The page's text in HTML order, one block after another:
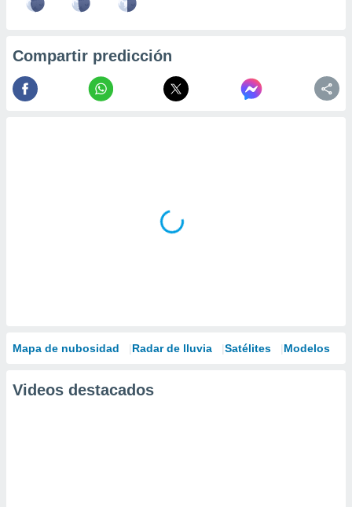
Compartir predicción
Mapa de nubosidad Radar de lluvia Satélites Modelos
Videos destacados